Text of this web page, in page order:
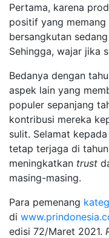
Pertama, karena
positif yang
bersangkutan
Sehingga, wajar jika
Bedanya dengan
aspek lain yang
populer sepanjang
kontribusi mereka
sulit. Selamat
tetap terjaga di
meningkatkan trust
masing-masing.
Para pemenang
di
edisi 72/Maret 2021.